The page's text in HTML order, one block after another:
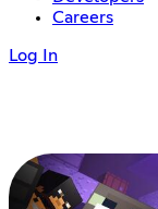
Careers
Log In